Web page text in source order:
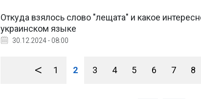
Откуда взялось слово "лещата" и какое
украинском языке
30.12.2024 - 08:00
< 1 2 3 4 5 6 7 8